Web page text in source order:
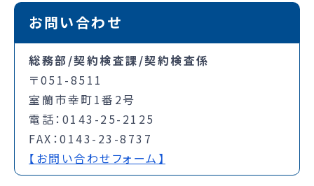
お問い合わせ
総務部/契約検査課/契約検査係
〒051-8511
室蘭市幸町1番2号
電話：0143-25-2125
FAX：0143-23-8737
【お問い合わせフォーム】